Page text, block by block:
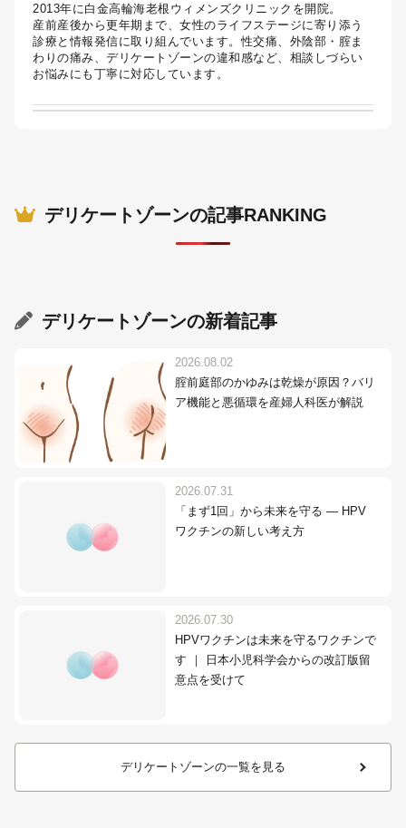
2013年に白金高輪海老根ウィメンズクリニックを開院。
産前産後から更年期まで、女性のライフステージに寄り添う
診療と情報発信に取り組んでいます。性交痛、外陰部・腟ま
わりの痛み、デリケートゾーンの違和感など、相談しづらい
お悩みにも丁寧に対応しています。
デリケートゾーンの記事RANKING
デリケートゾーンの新着記事
2026.08.02
腟前庭部のかゆみは乾燥が原因？バリ
ア機能と悪循環を産婦人科医が解説
2026.07.31
「まず1回」から未来を守る ― HPV
ワクチンの新しい考え方
2026.07.30
HPVワクチンは未来を守るワクチンで
す ｜ 日本小児科学会からの改訂版留
意点を受けて
デリケートゾーンの一覧を見る